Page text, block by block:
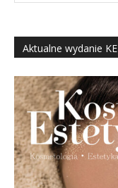
Aktualne wydanie KE